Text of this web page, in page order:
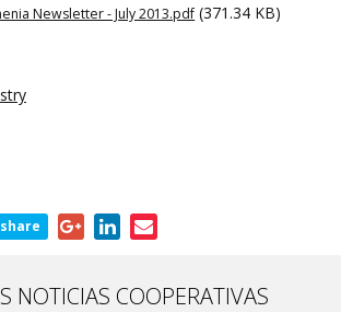
Newsletter - July 2013.pdf (371.34 KB)
share
NOTICIAS COOPERATIVAS